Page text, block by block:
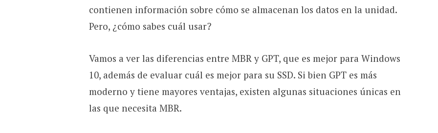
contienen información sobre cómo se almacenan los datos en la unidad.
Pero, ¿cómo sabes cuál usar?
Vamos a ver las diferencias entre MBR y GPT, que es mejor para Windows
10, además de evaluar cuál es mejor para su SSD. Si bien GPT es más
moderno y tiene mayores ventajas, existen algunas situaciones únicas en
las que necesita MBR.